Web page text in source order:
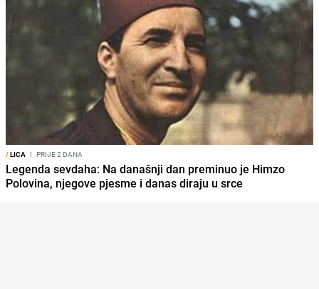
/LICA I PRIJE 2 DANA
Legenda sevdaha: Na današnji dan preminuo je Himzo
Polovina, njegove pjesme i danas diraju u srce